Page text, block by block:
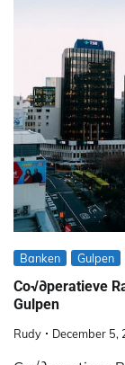
Banken Gulpen
Co√∂peratieve
Gulpen
Rudy December 5,